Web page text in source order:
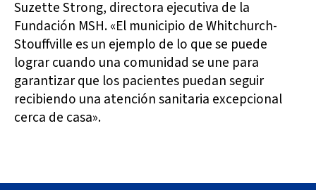
Suzette Strong, directora ejecutiva de la
Fundación MSH. «El municipio de Whitchurch-
Stouffville es un ejemplo de lo que se puede
lograr cuando una comunidad se une para
garantizar que los pacientes puedan seguir
recibiendo una atención sanitaria excepcional
cerca de casa».